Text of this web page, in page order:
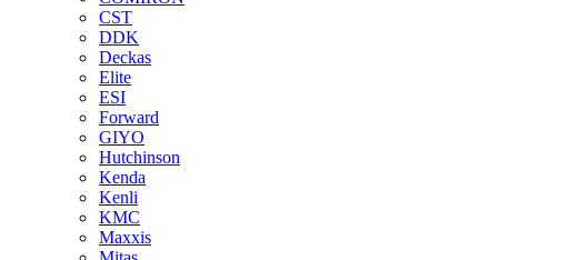
CST
DDK
Deckas
Elite
ESI
Forward
GIYO
Hutchinson
Kenda
Kenli
KMC
Maxxis